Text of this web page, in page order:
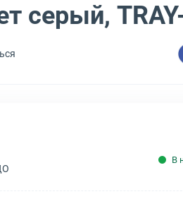
серый,
В